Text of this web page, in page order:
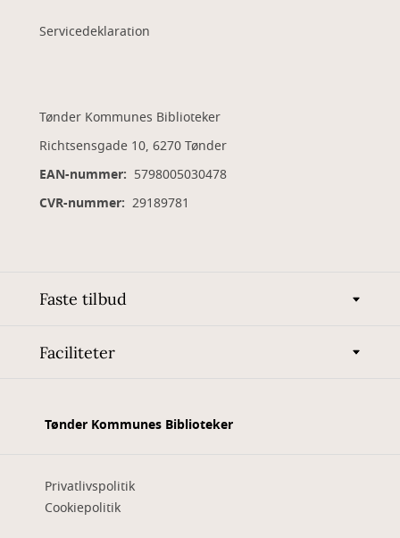
Servicedeklaration
Tønder Kommunes Biblioteker
Richtsensgade 10, 6270 Tønder
EAN-nummer: 5798005030478
CVR-nummer: 29189781
Faste tilbud
Faciliteter
Tønder Kommunes Biblioteker
Privatlivspolitik
Cookiepolitik